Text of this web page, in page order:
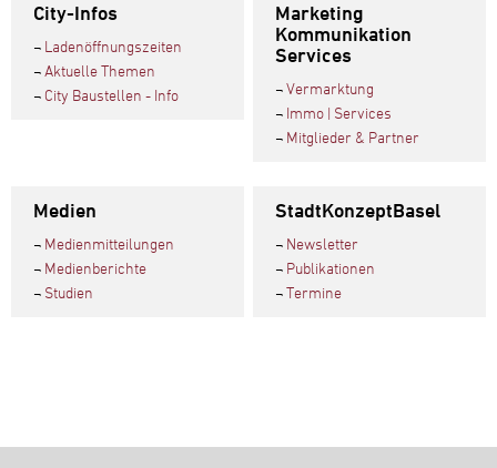
City-Infos
¬ Ladenöffnungszeiten
¬Aktuelle Themen
¬ City Baustellen - Info
Marketing
Kommunikation
Services
¬Vermarktung
¬ Immo | Services
¬ Mitglieder & Partner
Medien
¬ Medienmitteilungen
¬ Medienberichte
¬ Studien
StadtKonzeptBasel
¬ Newsletter
¬ Publikationen
¬Termine